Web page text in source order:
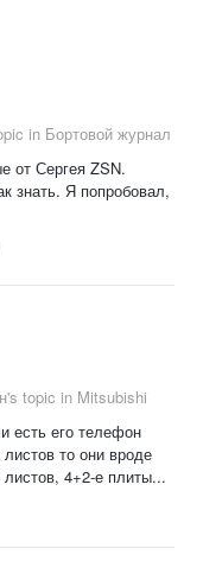
in Бортовой журнал
от Сергея ZSN.
знать. Я попробовал,
topic in Mitsubishi
есть его телефон
то они вроде
4+2-е плиты...